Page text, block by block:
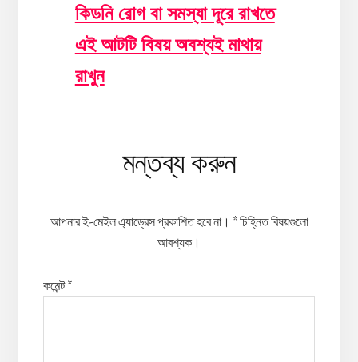
কিডনি রোগ বা সমস্যা দূরে রাখতে
এই আটটি বিষয় অবশ্যই মাথায়
রাখুন
Interactions
মন্তব্য করুন
আপনার ই-মেইল এ্যাড্রেস প্রকাশিত হবে না। *চিহ্নিত বিষয়গুলো
আবশ্যক।
কমেন্ট*